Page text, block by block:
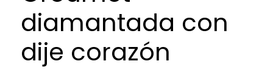
diamantada con
dije corazón